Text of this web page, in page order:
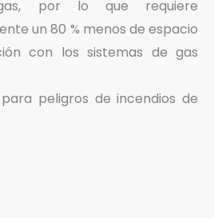
por lo que requiere
un 80 % menos de espacio
con los sistemas de gas
peligros de incendios de